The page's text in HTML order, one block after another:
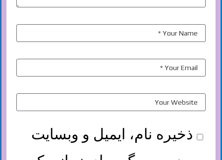
ذخیره نام، ایمیل و وبسایت